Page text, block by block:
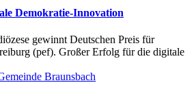
Demokratie-Innovation
gewinnt Deutschen Preis für
(pef). Großer Erfolg für die digitale